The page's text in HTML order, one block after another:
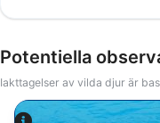
Potentiella
Iakttagelser av vilda djur är